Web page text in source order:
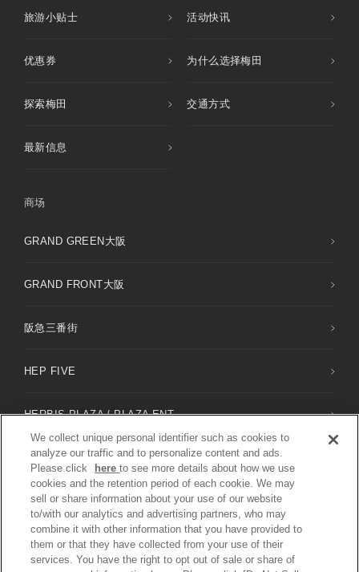
旅游小贴士 活动快讯
优惠券 为什么选择梅田
探索梅田 交通方式
最新信息
商场
GRAND GREEN大阪
GRAND FRONT大阪
阪急三番街
HEP FIVE
HERBIS PLAZA / PLAZA ENT
NU chayamachi /NUchayamachi PLUS
DIAMOR大阪
We collect unique personal identifier such as cookies to
analyze our traffic and to personalize content and ads.
Please click
hereto see more details about how we use
cookies and the retention period of each cookie. We may
sell or share information about your use of our website
to/with our analytics and advertising partners, who may
combine it with other information that you have provided to
them or that they have collected from your use of their
services. You have the right to opt out of sale or share of